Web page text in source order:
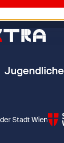
Jugendliche
Stadt Wien